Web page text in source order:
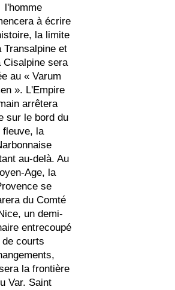
l'homme
à écrire
la limite
Transalpine et
Cisalpine sera
au « Varum
». L'Empire
arrêtera
sur le bord du
fleuve, la
au-delà. Au
Age, la
se
du Comté
un demi-
entrecoupé
de courts
la frontière
Var. Saint